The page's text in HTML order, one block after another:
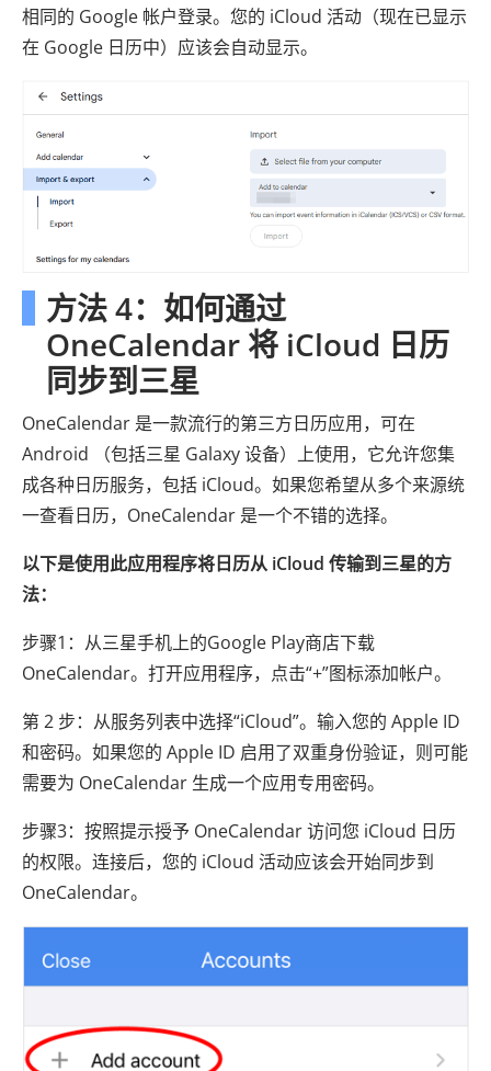
相同的 Google 帐户登录。您的 iCloud 活动（现在已显示
在 Google 日历中）应该会自动显示。
方法 4：如何通过
OneCalendar 将 iCloud 日历
同步到三星
OneCalendar 是一款流行的第三方日历应用，可在
Android （包括三星 Galaxy 设备）上使用，它允许您集
成各种日历服务，包括 iCloud。如果您希望从多个来源统
一查看日历，OneCalendar 是一个不错的选择。
以下是使用此应用程序将日历从 iCloud 传输到三星的方
法：
步骤1：从三星手机上的Google Play商店下载
OneCalendar。打开应用程序，点击“+”图标添加帐户。
第 2 步：从服务列表中选择“iCloud”。输入您的 Apple ID
和密码。如果您的 Apple ID 启用了双重身份验证，则可能
需要为 OneCalendar 生成一个应用专用密码。
步骤3：按照提示授予 OneCalendar 访问您 iCloud 日历
的权限。连接后，您的 iCloud 活动应该会开始同步到
OneCalendar。